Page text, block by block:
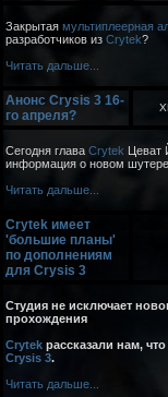
Закрытая мультиплеерная
разработчиков из Crytek?
Читать дальше...
Анонс Crysis 3 16-
го апреля?
Сегодня глава Crytek Цеват
информация о новом
Читать дальше...
Crytek имеет
'большие планы'
по дополнениям
для Crysis 3
Студия не исключает
прохождения
Crytek рассказали нам,
Crysis 3.
Читать дальше...